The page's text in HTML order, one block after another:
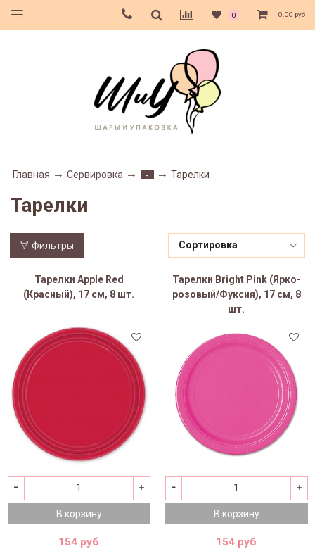
0 0.00 руб
Главная Сервировка - Тарелки
Тарелки
Фильтры
Тарелки Apple Red
(Красный), 17 см, 8 шт.
В корзину
154 руб
Тарелки Bright Pink (Ярко-
розовый/Фуксия), 17 см, 8
шт.
В корзину
154 руб